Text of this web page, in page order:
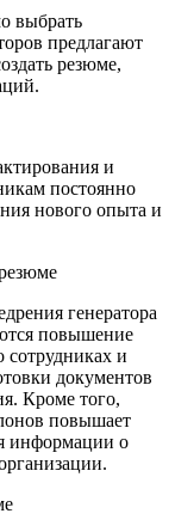
выбрать
предлагают
резюме,
и
постоянно
нового опыта и
генератора
повышение
и
документов
Кроме того,
повышает
информации о